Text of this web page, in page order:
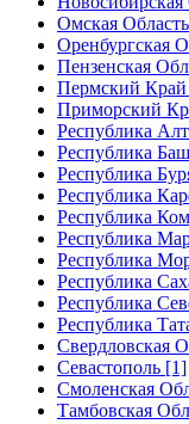
Омская
Оренбургская
Пензенская
Пермский
Приморский
Республика
Республика
Республика
Республика
Республика
Республика
Республика
Республика
Республика
Республика
Свердловская
Севастополь [1]
Смоленская
Тамбовская